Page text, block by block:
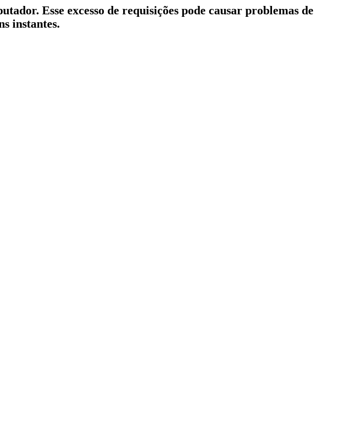
Esse excesso de requisições pode causar problemas de
instantes.